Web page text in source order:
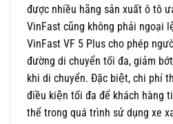
được nhiều hãng sản xuất ô tô
VinFast cũng không phải ngoại
VinFast VF 5 Plus cho phép
đường di chuyển tối đa, giảm
khi di chuyển. Đặc biệt, chi phí
điều kiện tối đa để khách hàng
thể trong quá trình sử dụng xe